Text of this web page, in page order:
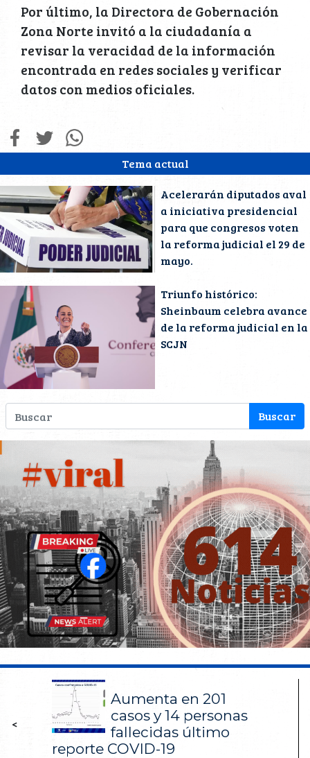
Tema actual
Acelerarán diputados aval
a iniciativa presidencial
para que congresos voten
la reforma judicial el 29 de
mayo.
Triunfo histórico:
Sheinbaum celebra avance
de la reforma judicial en la
SCJN
Por último, la Directora de Gobernación
Zona Norte invitó a la ciudadanía a
revisar la veracidad de la información
encontrada en redes sociales y verificar
datos con medios oficiales.
<
Aumenta en 201
casos y 14 personas
fallecidas último
reporte COVID-19